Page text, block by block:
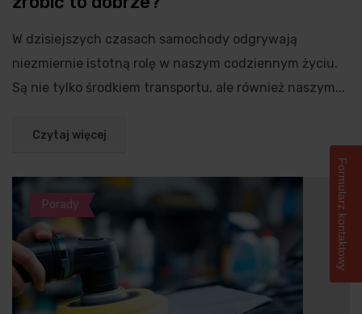
W dzisiejszych czasach samochody odgrywają
niezmiernie istotną rolę w naszym codziennym życiu.
Są nie tylko środkiem transportu, ale również naszym...
Czytaj więcej
Porady Formularz kontaktowy